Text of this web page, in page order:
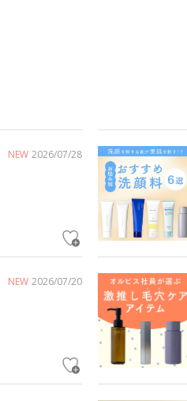
NEW 2026/07/28
NEW 2026/07/20